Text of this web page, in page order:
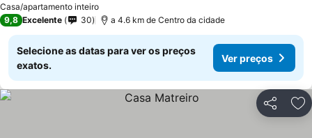
Casa/apartamento inteiro
9,8 Excelente 30 a 4.6 km de Centro da cidade
Selecione as datas para ver os preços
exatos.
Ver preços
Partilhar